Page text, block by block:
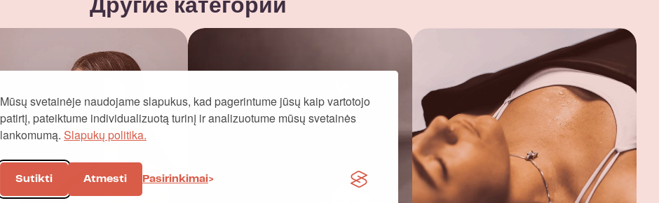
Mūsų svetainėje naudojame slapukus, kad pagerintume jūsų kaip vartotojo
patirtį, pateiktume individualizuotą turinį ir analizuotume mūsų svetainės
lankomumą. Slapukų politika.
Sutikti Atmesti Pasirinkimai
Другие категории